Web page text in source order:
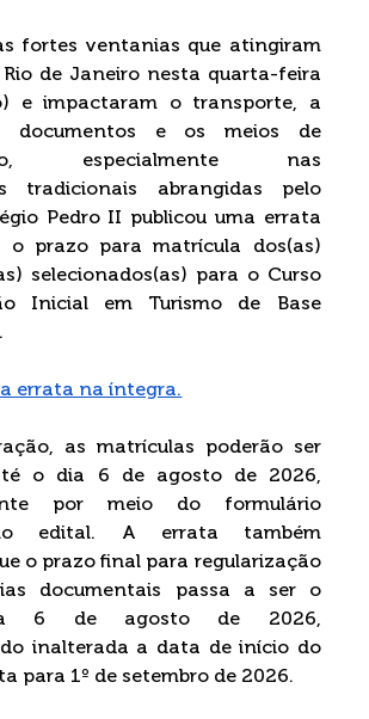
fortes ventanias que atingiram
de Janeiro nesta quarta-feira
e impactaram o transporte, a
documentos e os meios de
especialmente nas
tradicionais abrangidas pelo
Pedro II publicou uma errata
o prazo para matrícula dos(as)
selecionados(as) para o Curso
Inicial em Turismo de Base
errata na íntegra.
as matrículas poderão ser
o dia 6 de agosto de 2026,
por meio do formulário
edital. A errata também
o prazo final para regularização
documentais passa a ser o
6 de agosto de 2026,
inalterada a data de início do
para 1º de setembro de 2026.